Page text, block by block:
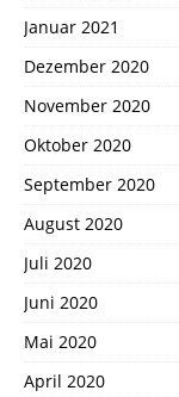
Januar 2021
Dezember 2020
November 2020
Oktober 2020
September 2020
August 2020
Juli 2020
Juni 2020
Mai 2020
April 2020